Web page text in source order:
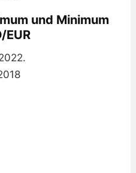
und Minimum
EUR